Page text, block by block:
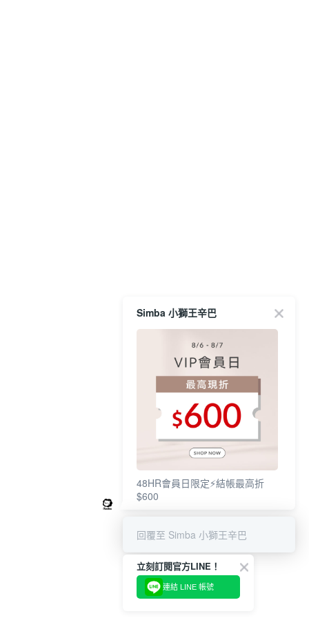
Simba 小獅王辛巴
48HR會員日限定⚡結帳最高折
$600
回覆至 Simba 小獅王辛巴
立刻訂閱官方LINE！
連結 LINE 帳號